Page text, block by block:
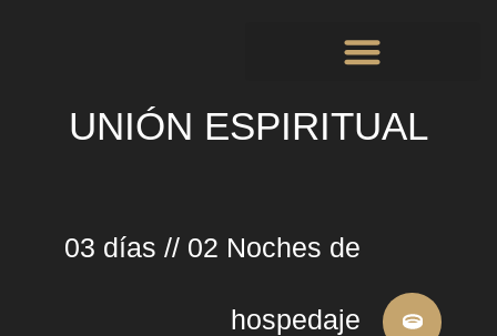
UNIÓN ESPIRITUAL
03 días // 02 Noches de
hospedaje